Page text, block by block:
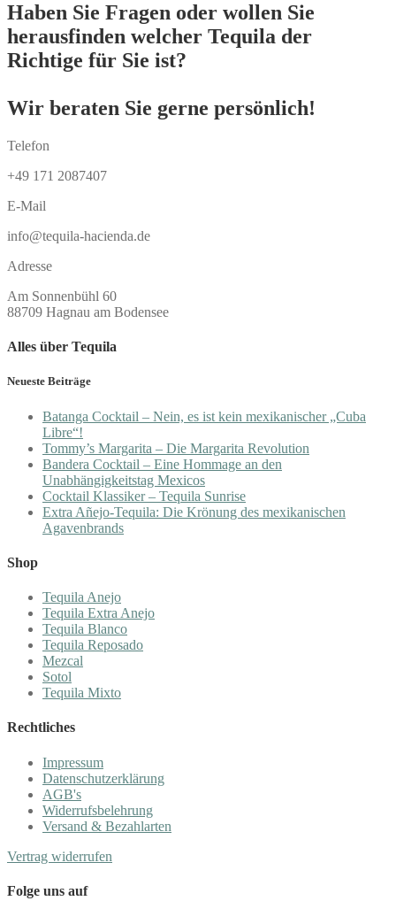
Haben Sie Fragen oder wollen Sie
herausfinden welcher Tequila der
Richtige für Sie ist?
Wir beraten Sie gerne persönlich!
Telefon
+49 171 2087407
E-Mail
info@tequila-hacienda.de
Adresse
Am Sonnenbühl 60
88709 Hagnau am Bodensee
Alles über Tequila
Neueste Beiträge
Batanga Cocktail – Nein, es ist kein mexikanischer „Cuba
Libre“!
Tommy’s Margarita – Die Margarita Revolution
Bandera Cocktail – Eine Hommage an den
Unabhängigkeitstag Mexicos
Cocktail Klassiker – Tequila Sunrise
Extra Añejo-Tequila: Die Krönung des mexikanischen
Agavenbrands
Shop
Tequila Anejo
Tequila Extra Anejo
Tequila Blanco
Tequila Reposado
Mezcal
Sotol
Tequila Mixto
Rechtliches
Impressum
Datenschutzerklärung
AGB's
Widerrufsbelehrung
Versand & Bezahlarten
Vertrag widerrufen
Folge uns auf